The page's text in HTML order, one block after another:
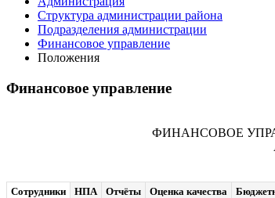
Структура администрации района
Подразделения администрации
Финансовое управление
Положения
Финансовое управление
ФИНАНСОВОЕ
Сотрудники НПА Отчёты Оценка качества